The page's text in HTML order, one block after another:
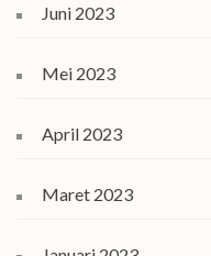
Juni 2023
Mei 2023
April 2023
Maret 2023